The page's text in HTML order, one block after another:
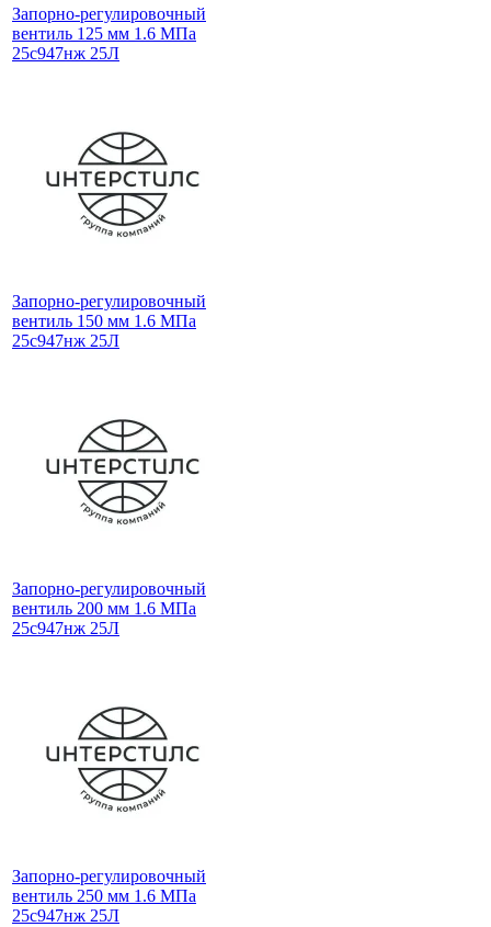
Запорно-регулировочный
вентиль 125 мм 1.6 МПа
25с947нж 25Л
Запорно-регулировочный
вентиль 150 мм 1.6 МПа
25с947нж 25Л
Запорно-регулировочный
вентиль 200 мм 1.6 МПа
25с947нж 25Л
Запорно-регулировочный
вентиль 250 мм 1.6 МПа
25с947нж 25Л